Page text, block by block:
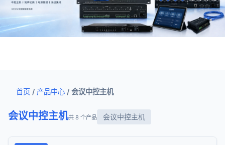
首页 / 产品中心 / 会议中控主机
会议中控主机共 8 个产品 会议中控主机